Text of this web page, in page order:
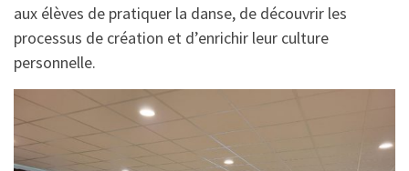
aux élèves de pratiquer la danse, de découvrir les
processus de création et d’enrichir leur culture
personnelle.